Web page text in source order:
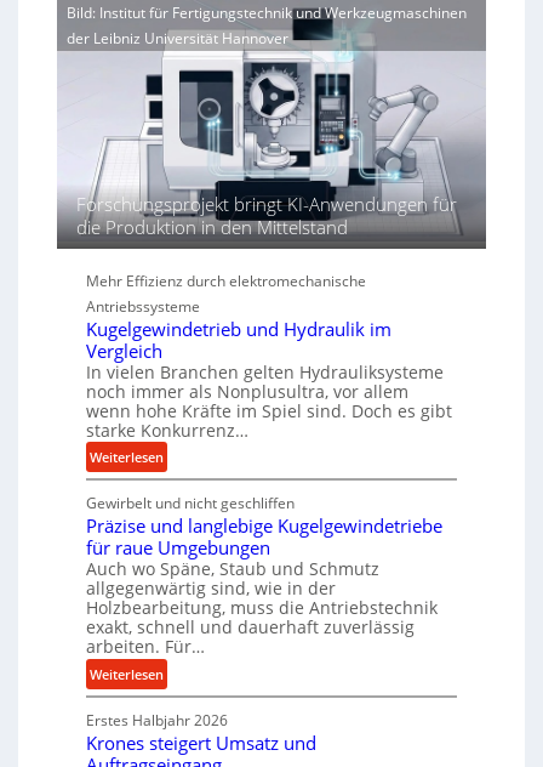
o
j
i
e
r
e
d
i
e
e
r
f
o
r
m
a
n
c
b
e
i
m
D
r
ü
c
k
p
r
Bild: Institut für Fertigungstechnik und Werkzeugmaschinen
der Leibniz Universität Hannover
Forschungsprojekt bringt KI-Anwendungen für
die Produktion in den Mittelstand
Mehr Effizienz durch elektromechanische
Antriebssysteme
Kugelgewindetrieb und Hydraulik im
Vergleich
In vielen Branchen gelten Hydrauliksysteme
noch immer als Nonplusultra, vor allem
wenn hohe Kräfte im Spiel sind. Doch es gibt
starke Konkurrenz…
Weiterlesen:
K
u
g
e
l
g
e
w
i
n
e
t
Gewirbelt und nicht geschliffen
Präzise und langlebige Kugelgewindetriebe
für raue Umgebungen
Auch wo Späne, Staub und Schmutz
allgegenwärtig sind, wie in der
Holzbearbeitung, muss die Antriebstechnik
exakt, schnell und dauerhaft zuverlässig
arbeiten. Für…
Weiterlesen:
P
r
ä
Erstes Halbjahr 2026
Krones steigert Umsatz und